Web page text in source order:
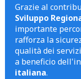
Grazie al
Sviluppo
importante
rafforza la
qualità dei
a beneficio
italiana.